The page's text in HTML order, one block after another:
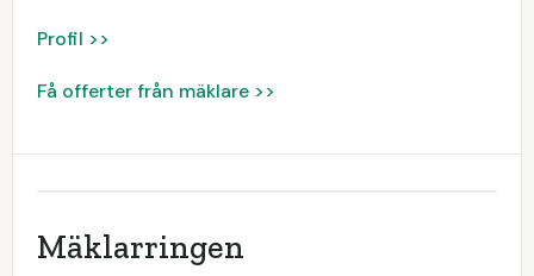
Profil >>
Få offerter från mäklare >>
Mäklarringen